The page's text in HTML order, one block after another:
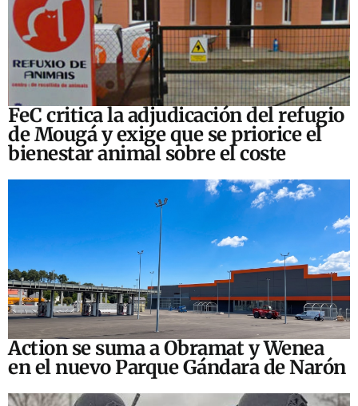
FeC critica la adjudicación del refugio
de Mougá y exige que se priorice el
bienestar animal sobre el coste
Action se suma a Obramat y Wenea
en el nuevo Parque Gándara de Narón